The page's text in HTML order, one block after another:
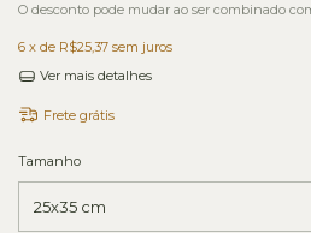
O desconto pode mudar ao ser combinado
6 x de R$25,37 sem juros
Ver mais detalhes
Frete grátis
Tamanho